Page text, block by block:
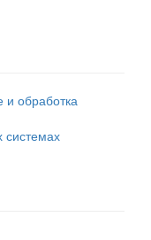
обработка
системах